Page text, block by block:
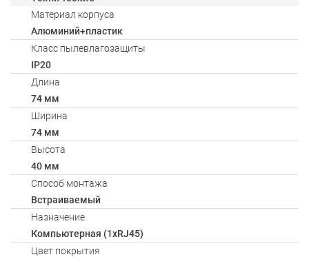
Материал корпуса
Алюминий+пластик
Класс пылевлагозащиты
IP20
Длина
74 мм
Ширина
74 мм
Высота
40 мм
Способ монтажа
Встраиваемый
Назначение
Компьютерная (1хRJ45)
Цвет покрытия